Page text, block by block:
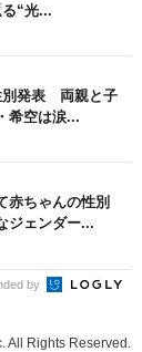
“光...
別発表 両親と子
空は涙...
赤ちゃんの性別
ジェンダー...
by
All Rights Reserved.